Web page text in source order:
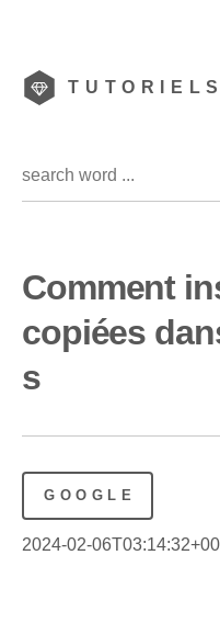
Comment
copiées
s
GOOGLE
2024-02-